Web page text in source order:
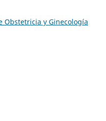
Obstetricia y Ginecología